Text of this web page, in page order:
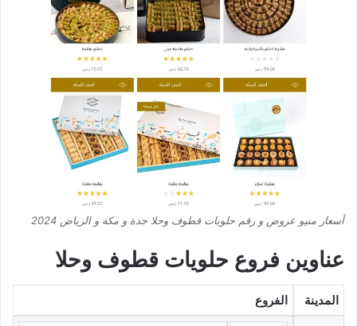
أسعار منيو عروض و رقم حلويات قطوف وحلا جدة و مكة و الرياض 2024
عناوين فروع حلويات قطوف وحلا
المدينة الفروع